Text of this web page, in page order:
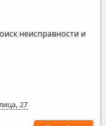
неисправности и
27